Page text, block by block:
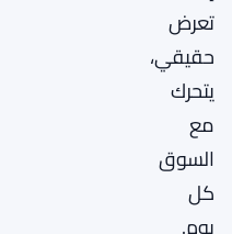
تعرض
حقيقي،
يتحرك
مع
السوق
كل
يوم.